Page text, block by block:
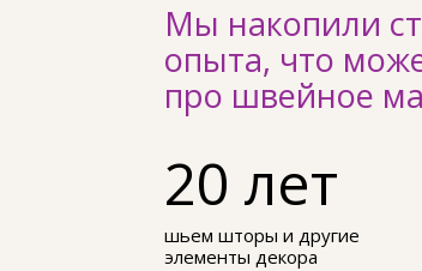
Мы накопили
опыта, что
про швейное
20 лет
шьем шторы и другие
элементы декора